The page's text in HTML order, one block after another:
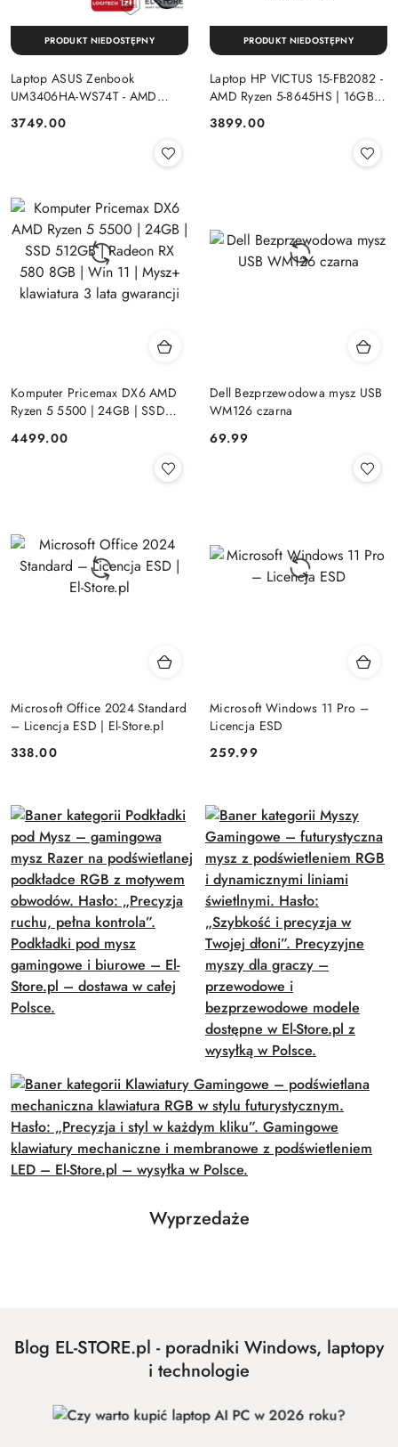
Laptop ASUS Zenbook
UM3406HA-WS74T - AMD
512GB | 14" OLED (1920x1200)
Cena:
3749.00
PRODUKT NIEDOSTĘPNY
Laptop HP VICTUS 15-FB2082 -
AMD Ryzen 5-8645HS | 16GB |
GeForce RTX 4050 6144MB |
Cena:
3899.00
PRODUKT NIEDOSTĘPNY
Komputer Pricemax DX6 AMD
Ryzen 5 5500 | 24GB | SSD
Win 11 | Mysz+ klawiatura 3 lata
Cena:
4499.00
Dell Bezprzewodowa mysz USB
WM126 czarna
Cena:
69.99
Microsoft Office 2024 Standard
– Licencja ESD | El-Store.pl
Cena:
338.00
Microsoft Windows 11 Pro –
Licencja ESD
Cena:
259.99
Pomiń karuzelę produktów
Produkty
Wyprzedaże
Blog EL-STORE.pl - poradniki Windows, laptopy
i technologie